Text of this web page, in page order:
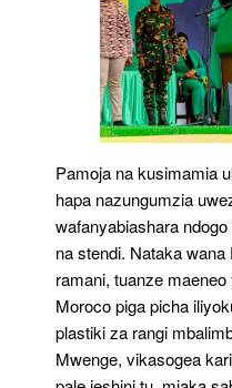
Pamoja na kusimamia
hapa nazungumzia
wafanyabiashara
na stendi. Nataka
ramani, tuanze
Moroco piga picha
plastiki za rangi
Mwenge, vikasogea